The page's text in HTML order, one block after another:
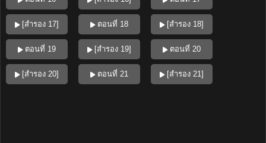
[สำรอง 17] ตอนที่ 18 [สำรอง 18]
ตอนที่ 19 [สำรอง 19] ตอนที่ 20
[สำรอง 20] ตอนที่ 21 [สำรอง 21]